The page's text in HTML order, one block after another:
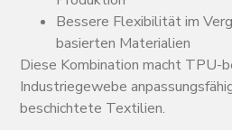
Bessere Flexibilität im
basierten Materialien
Diese Kombination macht TPU-
Industriegewebe
beschichtete Textilien.